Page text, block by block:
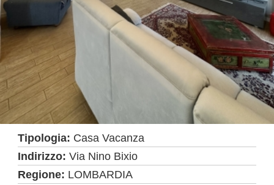
Tipologia: Casa Vacanza
Indirizzo:Via Nino Bixio
Regione: LOMBARDIA